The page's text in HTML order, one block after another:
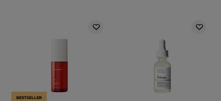
BESTSELLER